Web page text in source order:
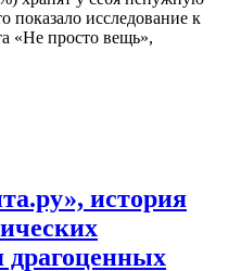
показало исследование к
«Не просто вещь»,
история
драгоценных